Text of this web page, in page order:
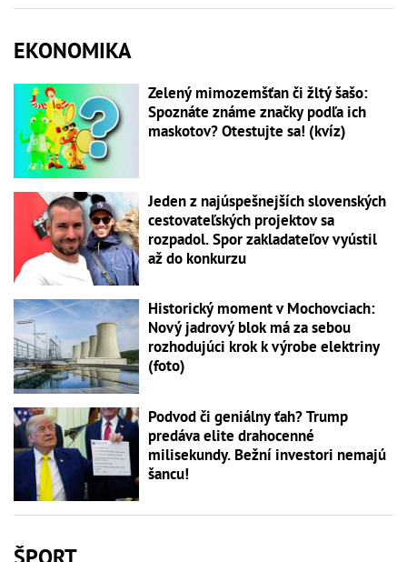
EKONOMIKA
Zelený mimozemšťan či žltý šašo:
Spoznáte známe značky podľa ich
maskotov? Otestujte sa! (kvíz)
Jeden z najúspešnejších slovenských
cestovateľských projektov sa
rozpadol. Spor zakladateľov vyústil
až do konkurzu
Historický moment v Mochovciach:
Nový jadrový blok má za sebou
rozhodujúci krok k výrobe elektriny
(foto)
Podvod či geniálny ťah? Trump
predáva elite drahocenné
milisekundy. Bežní investori nemajú
šancu!